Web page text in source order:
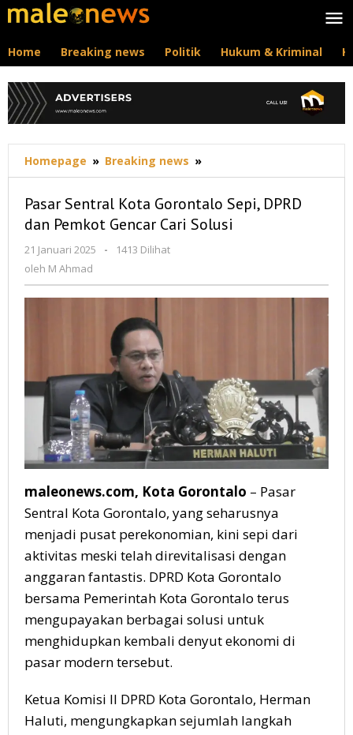
Lewati
ke
Home Breaking news Politik Hukum & Kriminal
Homepage » Breaking news »
Sentral
Gorontalo
Sepi,
Pasar Sentral Kota Gorontalo Sepi, DPRD
dan Pemkot Gencar Cari Solusi
21 Januari 2025
oleh
-
1413 Dilihat
oleh M Ahmad
maleonews.com, Kota Gorontalo – Pasar
Sentral Kota Gorontalo, yang seharusnya
menjadi pusat perekonomian, kini sepi dari
aktivitas meski telah direvitalisasi dengan
anggaran fantastis. DPRD Kota Gorontalo
bersama Pemerintah Kota Gorontalo terus
mengupayakan berbagai solusi untuk
menghidupkan kembali denyut ekonomi di
pasar modern tersebut.
Ketua Komisi II DPRD Kota Gorontalo, Herman
Haluti, mengungkapkan sejumlah langkah